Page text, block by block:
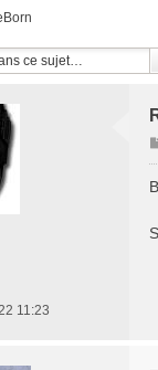
11:23